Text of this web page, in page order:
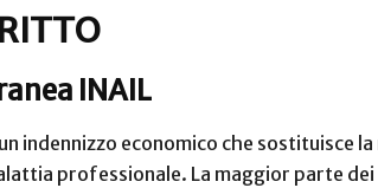
INAIL
indennizzo economico che
professionale. La maggior parte